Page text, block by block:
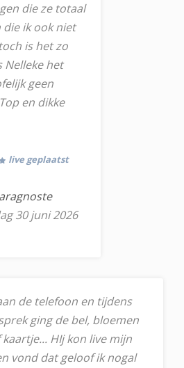
die ze totaal
ik ook niet
is het zo
Nelleke het
geen
en dikke
live geplaatst
30 juni 2026
de telefoon en tijdens
ging de bel, bloemen
HIj kon live mijn
vond dat geloof ik nogal